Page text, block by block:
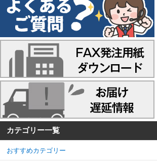
カテゴリー一覧
おすすめカテゴリー